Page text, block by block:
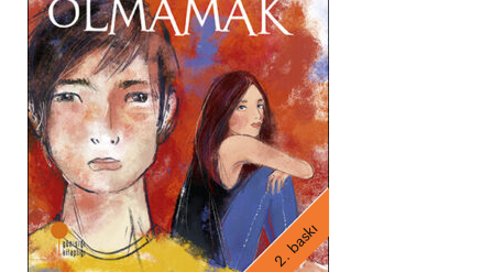
2. baskı